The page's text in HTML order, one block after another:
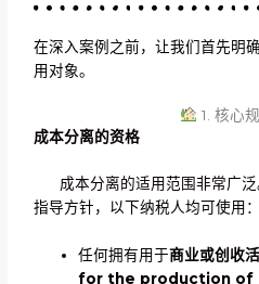
在深入案例之前，让我们首先明
用对象。
1. 核心
成本分离的资格
成本分离的适用范围非常广泛
指导方针，以下纳税人均可使用：
任何拥有用于商业或创收
for the production of